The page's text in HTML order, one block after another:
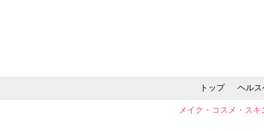
トップ ヘルス
メイク・コスメ・スキ